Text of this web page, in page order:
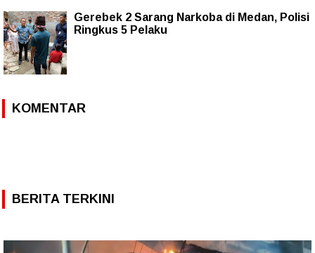
Gerebek 2 Sarang Narkoba di Medan, Polisi
Ringkus 5 Pelaku
KOMENTAR
BERITA TERKINI